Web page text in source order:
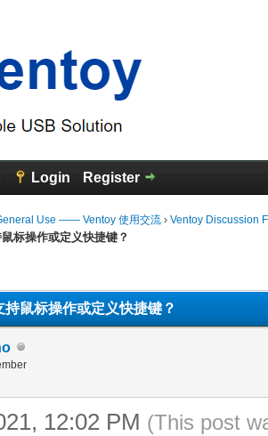
Login Register
Use —— Ventoy 使用交流 › Ventoy Discussion
标操作或定义快捷键？
持鼠标操作或定义快捷键？
12:02 PM (This post